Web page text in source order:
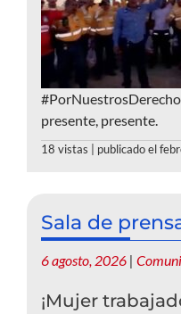
presente, presente.
18 vistas | publicado el
Sala de
6 agosto, 2026 |
¡Mujer